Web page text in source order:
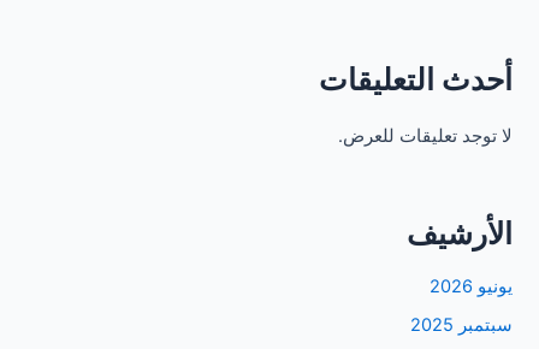
أحدث التعليقات
لا توجد تعليقات للعرض.
الأرشيف
يونيو 2026
سبتمبر 2025